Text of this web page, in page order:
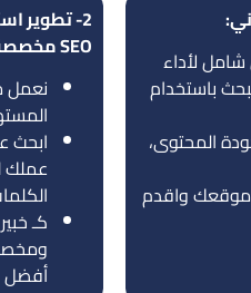
لأداء
باستخدام
المحتوى،
موقعك واقدم
2- تطوير
SEO مخصصة لعملك:
نعمل
ابحث
عملك
أفضل